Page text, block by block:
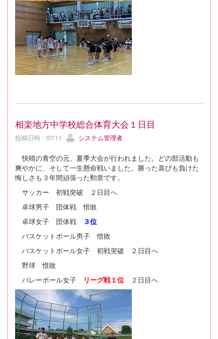
相楽地方中学校総合体育大会１日目
投稿日時 : 07/11 システム管理者
快晴の青空の元、夏季大会が行われました。どの部活動も
爽やかに、そして一生懸命戦いました。勝った喜びも負けた
悔しさも３年間頑張った勲章です。
サッカー 初戦突破 ２日目へ
卓球男子 団体戦 惜敗
卓球女子 団体戦
３位
バスケットボール男子 惜敗
バスケットボール女子 初戦突破 ２日目へ
野球 惜敗
バレーボール女子
リーグ戦１位 ２日目へ